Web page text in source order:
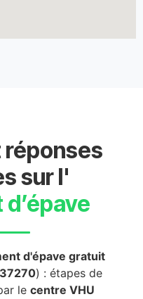
sur l'
d'épave gratuit
37270) : étapes de
le centre VHU